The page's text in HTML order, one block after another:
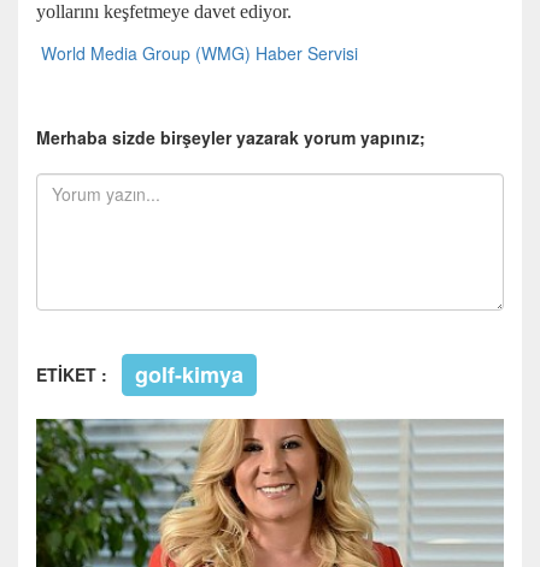
yollarını keşfetmeye davet ediyor.
World Media Group (WMG) Haber Servisi
Merhaba sizde birşeyler yazarak yorum yapınız;
ETİKET : golf-kimya